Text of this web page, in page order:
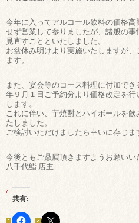
今年に入ってアルコール飲料の価格
せず営業して参りましたが、諸般の
見直すことといたしました。
お盆休み明けより実施いたしますが
ます。
また、宴会等のコース料理に付加で
年９月１日ご予約分より価格改定を行
します。
これに伴い、芋焼酎とハイボールを
たしました。
ご検討いただけましたら幸いに存じま
今後ともご贔屓頂きますようお願いい
八千代鮨 店主
共有: